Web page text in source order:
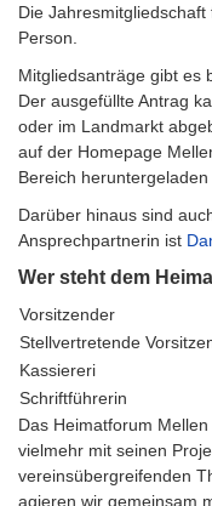
Die
Person.
Mitgliedsanträge gibt es
Der ausgefüllte Antrag
oder im Landmarkt
auf der Homepage
Bereich heruntergeladen
Darüber hinaus sind
Ansprechpartnerin ist
Wer steht dem
Vorsitzender
Stellvertretende
Kassiereri
Schriftführerin
Das Heimatforum
vielmehr mit seinen
vereinsübergreifenden
agieren wir gemeinsam